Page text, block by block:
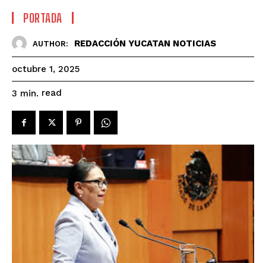
PORTADA
AUTHOR: REDACCIÓN YUCATAN NOTICIAS
octubre 1, 2025
3 min. read